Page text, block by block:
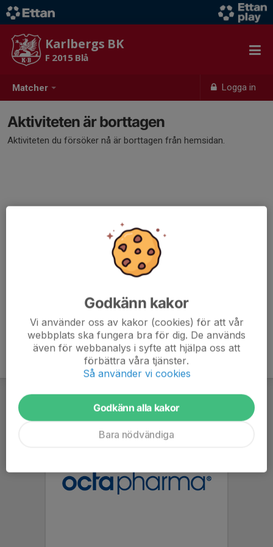
Matcher Logga in
Karlbergs BK
F 2015 Blå
Aktiviteten är borttagen
Aktiviteten du försöker nå är borttagen från hemsidan.
Godkänn kakor
Vi använder oss av kakor (cookies) för att vår
webbplats ska fungera bra för dig. De används
även för webbanalys i syfte att hjälpa oss att
förbättra våra tjänster.
Så använder vi cookies
Godkänn alla kakor
Bara nödvändiga